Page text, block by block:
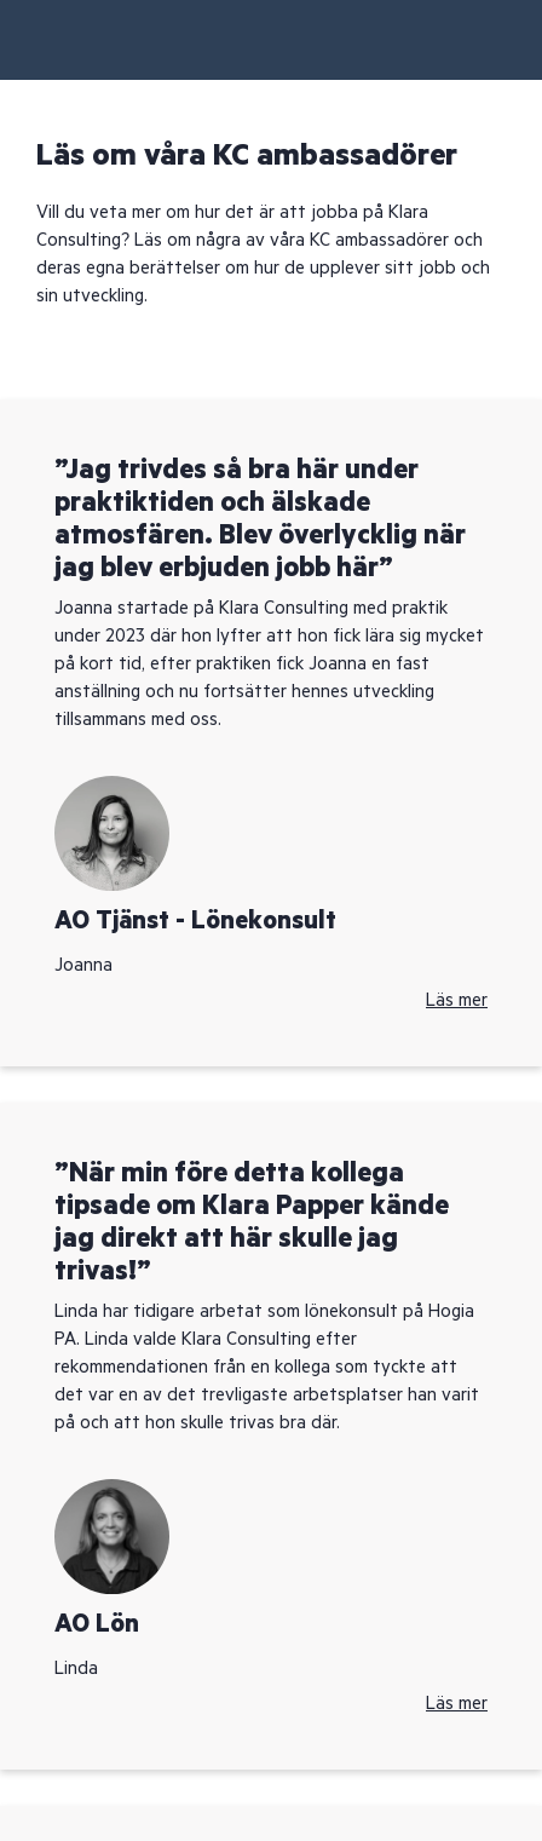
Läs om våra KC ambassadörer
Vill du veta mer om hur det är att jobba på Klara
Consulting? Läs om några av våra KC ambassadörer och
deras egna berättelser om hur de upplever sitt jobb och
sin utveckling.
”Jag trivdes så bra här under
praktiktiden och älskade
atmosfären. Blev överlycklig när
jag blev erbjuden jobb här”
Joanna startade på Klara Consulting med praktik
under 2023 där hon lyfter att hon fick lära sig mycket
på kort tid, efter praktiken fick Joanna en fast
anställning och nu fortsätter hennes utveckling
tillsammans med oss.
AO Tjänst - Lönekonsult
Joanna
Läs mer
”När min före detta kollega
tipsade om Klara Papper kände
jag direkt att här skulle jag
trivas!”
Linda har tidigare arbetat som lönekonsult på Hogia
PA. Linda valde Klara Consulting efter
rekommendationen från en kollega som tyckte att
det var en av det trevligaste arbetsplatser han varit
på och att hon skulle trivas bra där.
AO Lön
Linda
Läs mer